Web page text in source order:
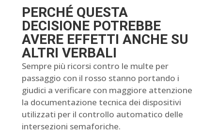
PERCHÉ QUESTA
DECISIONE POTREBBE
AVERE EFFETTI ANCHE SU
ALTRI VERBALI
Sempre più ricorsi contro le multe per
passaggio con il rosso stanno portando i
giudici a verificare con maggiore attenzione
la documentazione tecnica dei dispositivi
utilizzati per il controllo automatico delle
intersezioni semaforiche.